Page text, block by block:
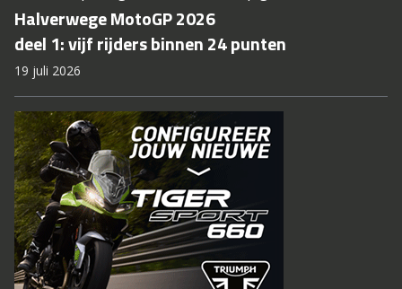
Halverwege MotoGP 2026
deel 1: vijf rijders binnen 24 punten
19 juli 2026